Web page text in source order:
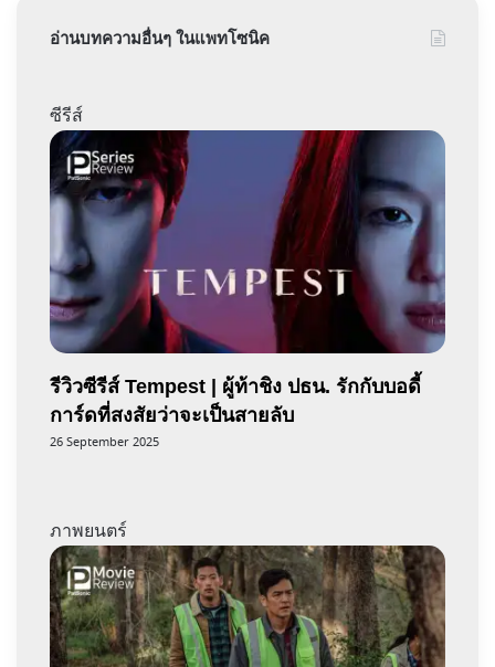
อ่านบทความอื่นๆ ในแพทโซนิค
ซีรีส์
รีวิวซีรีส์ Tempest | ผู้ท้าชิง ปธน. รักกับบอดี้
การ์ดที่สงสัยว่าจะเป็นสายลับ
26 September 2025
ภาพยนตร์